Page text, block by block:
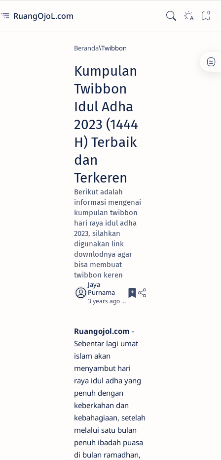
RuangOjoL.com
Beranda Twibbon
Kumpulan
Twibbon
Idul Adha
2023 (1444
H) Terbaik
dan
Terkeren
Berikut adalah
informasi mengenai
kumpulan twibbon
hari raya idul adha
2023, silahkan
digunakan link
downlodnya agar
bisa membuat
twibbon keren
3 years ago 2
Ruangojol.com -
Sebentar lagi umat
islam akan
menyambut hari
raya idul adha yang
penuh dengan
keberkahan dan
kebahagiaan, setelah
melalui satu bulan
penuh ibadah puasa
di bulan ramadhan,